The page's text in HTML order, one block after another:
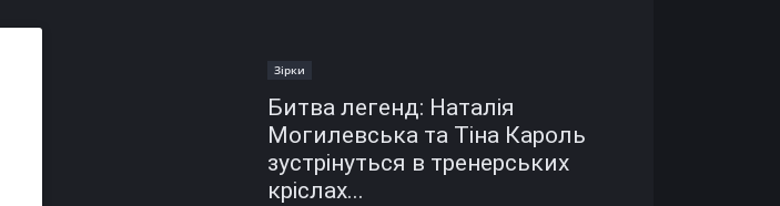
Зірки
Битва легенд: Наталія
Могилевська та Тіна Кароль
зустрінуться в тренерських
кріслах...